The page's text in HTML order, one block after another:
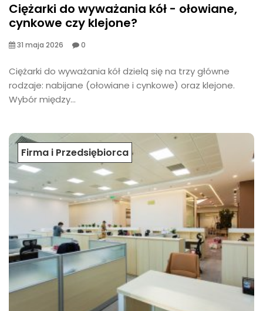
Ciężarki do wyważania kół - ołowiane,
cynkowe czy klejone?
31 maja 2026 0
​Ciężarki do wyważania kół dzielą się na trzy główne
rodzaje: nabijane (ołowiane i cynkowe) oraz klejone.
Wybór między...
Firma i Przedsiębiorca